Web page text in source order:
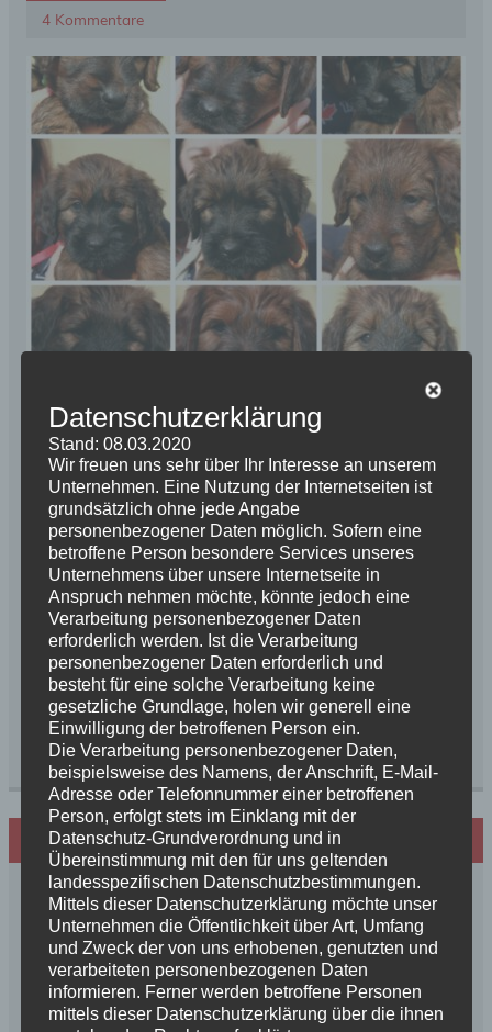
4 Kommentare
Darf ich vorstellen ? Der letzte im Bunde ist Eole. Sein
Name bedeutet in der altgriechischen Mythologie: der
Gott des Windes. Vor über 25 Jahren bin ich meinem
ersten Briard begegnet, staunend was das wohl für
eine Rasse ist. Imposant stand dieser Hund mit
seinen kupierten Ohren vor mir. Ich ahnte damals
noch nicht, dass diese Rasse einmal die Liebe […]
Weiterlesen
Kategorie:News 2023 Schlagwörter: Annabelle
BenBen,E - Wurf,Eloise - Esra, Emil Valentino,Emilia
EnRico,Eole,Esprit de Filou,Estelle,Eve,Rosalie
Skorpione
Hundezucht mit Herz
Datenschutzerklärung
Stand: 08.03.2020
Wir freuen uns sehr über Ihr Interesse an unserem
Unternehmen. Eine Nutzung der Internetseiten ist
grundsätzlich ohne jede Angabe
personenbezogener Daten möglich. Sofern eine
betroffene Person besondere Services unseres
Unternehmens über unsere Internetseite in
Anspruch nehmen möchte, könnte jedoch eine
Verarbeitung personenbezogener Daten
erforderlich werden. Ist die Verarbeitung
personenbezogener Daten erforderlich und
besteht für eine solche Verarbeitung keine
gesetzliche Grundlage, holen wir generell eine
Einwilligung der betroffenen Person ein.
Die Verarbeitung personenbezogener Daten,
beispielsweise des Namens, der Anschrift, E-Mail-
Adresse oder Telefonnummer einer betroffenen
Person, erfolgt stets im Einklang mit der
Datenschutz-Grundverordnung und in
Übereinstimmung mit den für uns geltenden
landesspezifischen Datenschutzbestimmungen.
Mittels dieser Datenschutzerklärung möchte unser
Unternehmen die Öffentlichkeit über Art, Umfang
und Zweck der von uns erhobenen, genutzten und
verarbeiteten personenbezogenen Daten
informieren. Ferner werden betroffene Personen
mittels dieser Datenschutzerklärung über die ihnen